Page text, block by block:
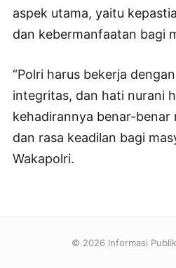
aspek utama, yaitu
dan kebermanfaatan bagi
“Polri harus bekerja
integritas, dan hati nurani
kehadirannya benar-benar
dan rasa keadilan bagi
Wakapolri.
© 2026 Informasi